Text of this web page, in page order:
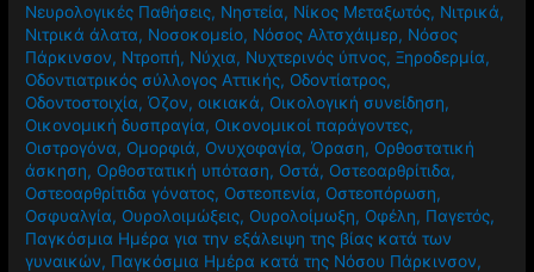
Νευρολογικές Παθήσεις, Νηστεία, Νίκος Μεταξωτός, Νιτρικά,
Νιτρικά άλατα, Νοσοκομείο, Νόσος Αλτσχάιμερ, Νόσος
Πάρκινσον, Ντροπή, Νύχια, Νυχτερινός ύπνος,Ξηροδερμία,
Οδοντιατρικός σύλλογος Αττικής, Οδοντίατρος,
Οδοντοστοιχία,Όζον,οικιακά, Οικολογική συνείδηση,
Οικονομική δυσπραγία, Οικονομικοί παράγοντες,
Οιστρογόνα, Ομορφιά, Ονυχοφαγία,Όραση, Ορθοστατική
άσκηση, Ορθοστατική υπόταση, Οστά, Οστεοαρθρίτιδα,
Οστεοαρθρίτιδα γόνατος, Οστεοπενία, Οστεοπόρωση,
Οσφυαλγία, Ουρολοιμώξεις, Ουρολοίμωξη, Οφέλη, Παγετός,
Παγκόσμια Ημέρα για την εξάλειψη της βίας κατά των
γυναικών, Παγκόσμια Ημέρα κατά της Νόσου Πάρκινσον,